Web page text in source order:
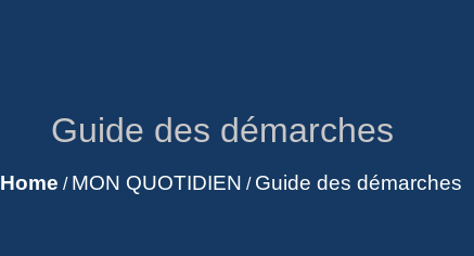
Guide des démarches
Home / MON QUOTIDIEN / Guide des démarches